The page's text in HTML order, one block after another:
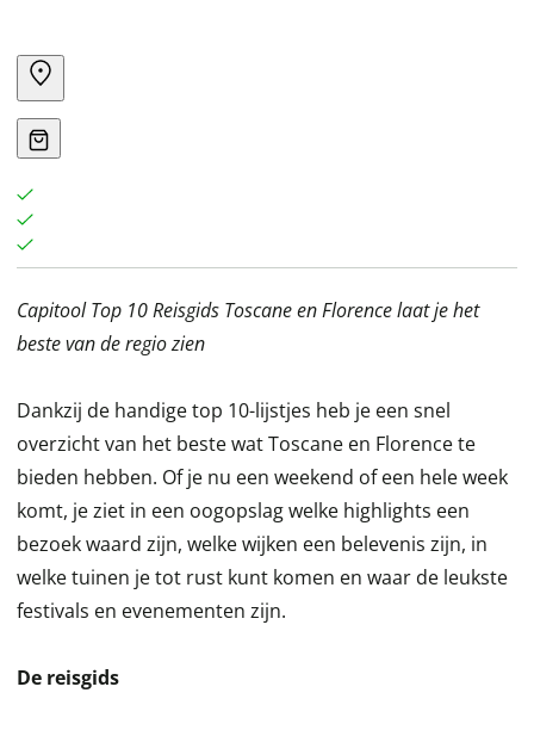
Capitool Top 10 Reisgids Toscane en Florence laat je het
beste van de regio zien
Dankzij de handige top 10-lijstjes heb je een snel
overzicht van het beste wat Toscane en Florence te
bieden hebben. Of je nu een weekend of een hele week
komt, je ziet in een oogopslag welke highlights een
bezoek waard zijn, welke wijken een belevenis zijn, in
welke tuinen je tot rust kunt komen en waar de leukste
festivals en evenementen zijn.
De reisgids